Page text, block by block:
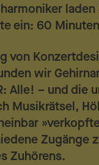
ein: 60
von
wir
Alle! – und die
Musikrätsel,
Zugänge
Zuhörens.